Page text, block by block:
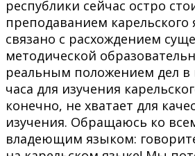
республики сейчас остро
преподаванием карельского
связано с расхождением
методической
реальным положением дел в
часа для изучения
конечно, не хватает для
изучения. Обращаюсь ко
владеющим языком: